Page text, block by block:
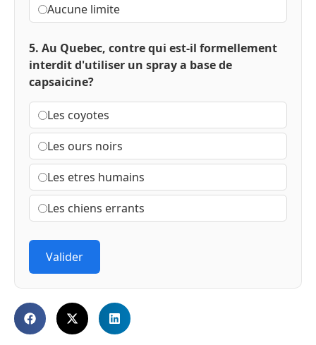
Aucune limite
5. Au Quebec, contre qui est-il formellement
interdit d'utiliser un spray a base de
capsaicine?
Les coyotes
Les ours noirs
Les etres humains
Les chiens errants
Valider